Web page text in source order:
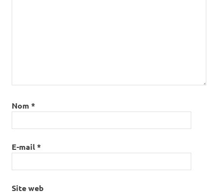
Nom *
E-mail*
Site web